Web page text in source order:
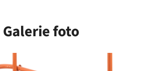
Galerie foto